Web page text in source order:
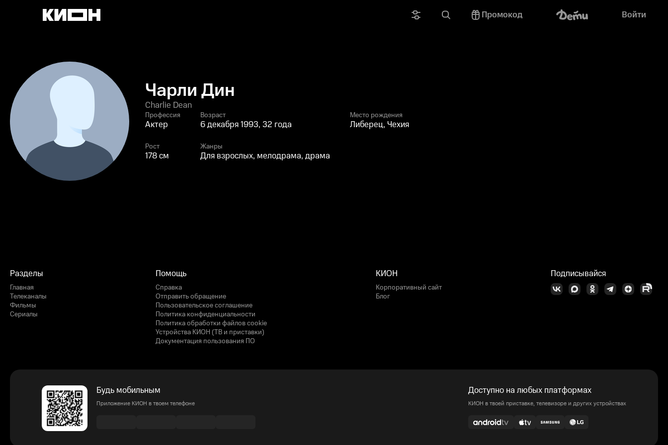
Промокод Войти
Чарли Дин
Charlie Dean
Профессия
Актер
Возраст
6 декабря 1993, 32 года
Место рождения
Либерец, Чехия
Рост
178 см
Жанры
Для взрослых, мелодрама, драма
Разделы
Главная
Телеканалы
Фильмы
Сериалы
Помощь
Справка
Отправить обращение
Пользовательское соглашение
Политика конфиденциальности
Политика обработки файлов cookie
Устройства КИОН (ТВ и приставки)
Документация пользования ПО
КИОН
Корпоративный сайт
Блог
Подписывайся
Будь мобильным
Приложение КИОН в твоем телефоне
Доступно на любых платформах
КИОН в твоей приставке, телевизоре и других устройствах